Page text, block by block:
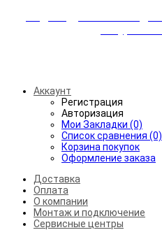
Аккаунт
Регистрация
Авторизация
Мои Закладки (0)
Список сравнения (0)
Корзина покупок
Оформление заказа
Доставка
Оплата
О компании
Монтаж и подключение
Сервисные центры